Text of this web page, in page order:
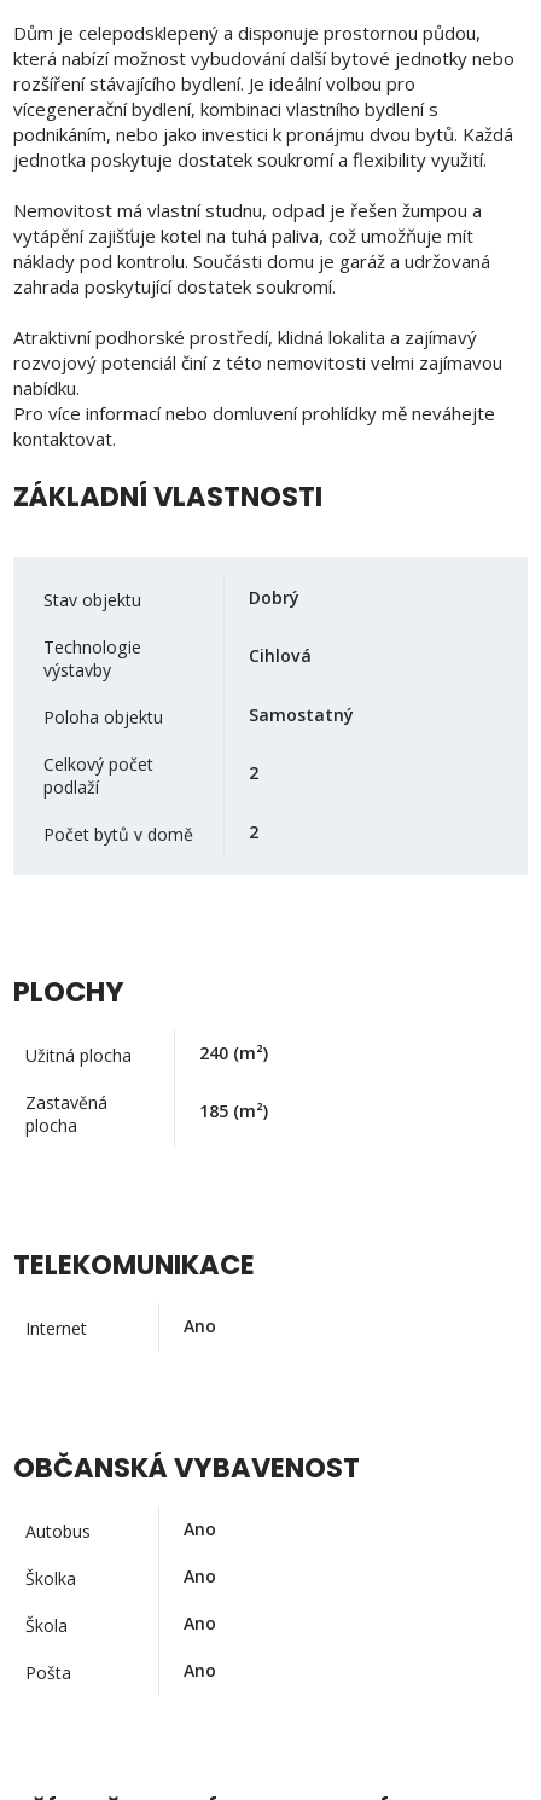
Dům je celepodsklepený a disponuje prostornou půdou,
která nabízí možnost vybudování další bytové jednotky nebo
rozšíření stávajícího bydlení. Je ideální volbou pro
vícegenerační bydlení, kombinaci vlastního bydlení s
podnikáním, nebo jako investici k pronájmu dvou bytů. Každá
jednotka poskytuje dostatek soukromí a flexibility využití.
Nemovitost má vlastní studnu, odpad je řešen žumpou a
vytápění zajišťuje kotel na tuhá paliva, což umožňuje mít
náklady pod kontrolu. Součásti domu je garáž a udržovaná
zahrada poskytující dostatek soukromí.
Atraktivní podhorské prostředí, klidná lokalita a zajímavý
rozvojový potenciál činí z této nemovitosti velmi zajímavou
nabídku.
Pro více informací nebo domluvení prohlídky mě neváhejte
kontaktovat.
ZÁKLADNÍ VLASTNOSTI
Stav objektu Dobrý
Technologie
výstavby
Cihlová
Poloha objektu Samostatný
Celkový počet
podlaží
2
Počet bytů v domě 2
PLOCHY
Užitná plocha 240 (m²)
Zastavěná
plocha
185 (m²)
TELEKOMUNIKACE
Internet Ano
OBČANSKÁ VYBAVENOST
Autobus Ano
Školka Ano
Škola Ano
Pošta Ano